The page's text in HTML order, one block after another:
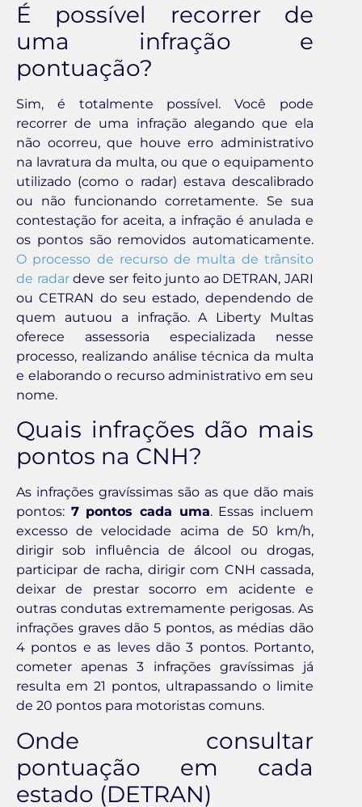
É possível recorrer de
uma infração e
pontuação?
Sim, é totalmente possível. Você pode
recorrer de uma infração alegando que ela
não ocorreu, que houve erro administrativo
na lavratura da multa, ou que o equipamento
utilizado (como o radar) estava descalibrado
ou não funcionando corretamente. Se sua
contestação for aceita, a infração é anulada e
os pontos são removidos automaticamente.
O processo de recurso de multa de trânsito
de radardeve ser feito junto ao DETRAN, JARI
ou CETRAN do seu estado, dependendo de
quem autuou a infração. A Liberty Multas
oferece assessoria especializada nesse
processo, realizando análise técnica da multa
e elaborando o recurso administrativo em seu
nome.
Quais infrações dão mais
pontos na CNH?
As infrações gravíssimas são as que dão mais
pontos: 7 pontos cada uma. Essas incluem
excesso de velocidade acima de 50 km/h,
dirigir sob influência de álcool ou drogas,
participar de racha, dirigir com CNH cassada,
deixar de prestar socorro em acidente e
outras condutas extremamente perigosas. As
infrações graves dão 5 pontos, as médias dão
4 pontos e as leves dão 3 pontos. Portanto,
cometer apenas 3 infrações gravíssimas já
resulta em 21 pontos, ultrapassando o limite
de 20 pontos para motoristas comuns.
Onde consultar
pontuação em cada
estado (DETRAN)